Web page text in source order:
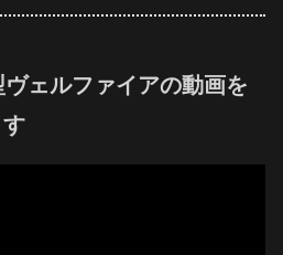
ェルファイアの動画を